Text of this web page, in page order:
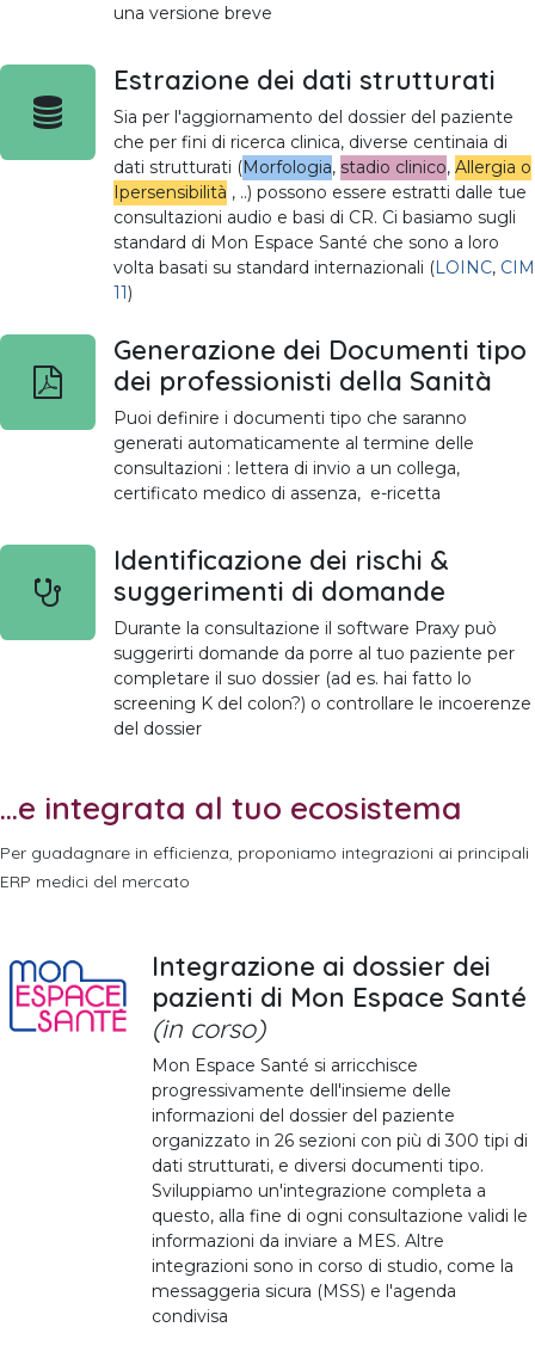
una versione breve
Estrazione dei dati strutturati
Sia per l'aggiornamento del dossier del paziente
che per fini di ricerca clinica, diverse centinaia di
dati strutturati (Morfologia, stadio clinico, Allergia o
Ipersensibilità , ..) possono essere estratti dalle tue
consultazioni audio e basi di CR. Ci basiamo sugli
standard di Mon Espace Santé che sono a loro
volta basati su standard internazionali (LOINC, CIM
11)
Generazione dei Documenti tipo
dei professionisti della Sanità
Puoi definire i documenti tipo che saranno
generati automaticamente al termine delle
consultazioni : lettera di invio a un collega,
certificato medico di assenza, e-ricetta
Identificazione dei rischi &
suggerimenti di domande
Durante la consultazione il software Praxy può
suggerirti domande da porre al tuo paziente per
completare il suo dossier (ad es. hai fatto lo
screening K del colon?) o controllare le incoerenze
del dossier
...e integrata al tuo ecosistema
Per guadagnare in efficienza, proponiamo integrazioni ai principali
ERP medici del mercato
Integrazione ai dossier dei
pazienti di Mon Espace Santé
(in corso)
Mon Espace Santé si arricchisce
progressivamente dell'insieme delle
informazioni del dossier del paziente
organizzato in 26 sezioni con più di 300 tipi di
dati strutturati, e diversi documenti tipo.
Sviluppiamo un'integrazione completa a
questo, alla fine di ogni consultazione validi le
informazioni da inviare a MES. Altre
integrazioni sono in corso di studio, come la
messaggeria sicura (MSS) e l'agenda
condivisa